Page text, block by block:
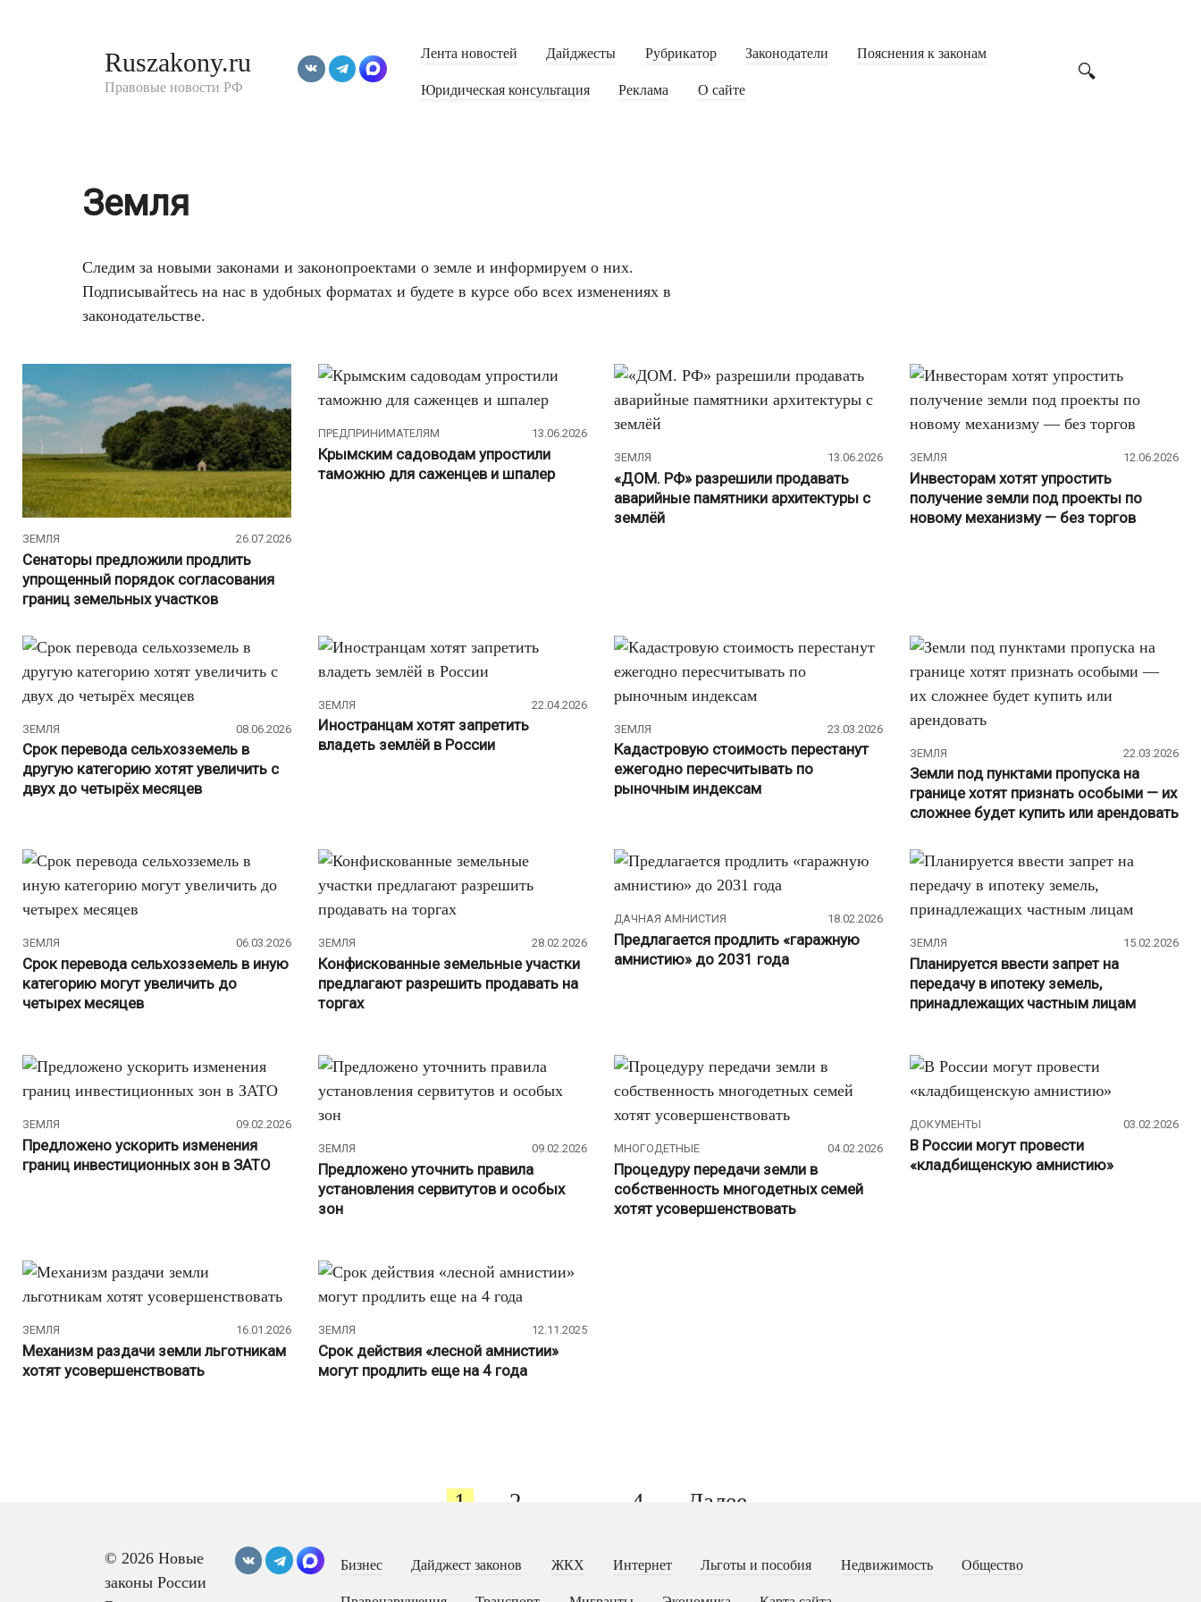
Ruszakony.ru
Правовые новости РФ
Лента новостей Дайджесты Рубрикатор Законодатели Пояснения к законам
Юридическая консультация Реклама О сайте
Земля
Следим за новыми законами и законопроектами о земле и информируем о них.
Подписывайтесь на нас в удобных форматах и будете в курсе обо всех изменениях в
законодательстве.
ЗЕМЛЯ 26.07.2026
Сенаторы предложили продлить
упрощенный порядок согласования
границ земельных участков
ПРЕДПРИНИМАТЕЛЯМ 13.06.2026
Крымским садоводам упростили
таможню для саженцев и шпалер
ЗЕМЛЯ 13.06.2026
«ДОМ. РФ» разрешили продавать
аварийные памятники архитектуры с
землёй
ЗЕМЛЯ 12.06.2026
Инвесторам хотят упростить
получение земли под проекты по
новому механизму — без торгов
ЗЕМЛЯ 08.06.2026
Срок перевода сельхозземель в
другую категорию хотят увеличить с
двух до четырёх месяцев
ЗЕМЛЯ 22.04.2026
Иностранцам хотят запретить
владеть землёй в России
ЗЕМЛЯ 23.03.2026
Кадастровую стоимость перестанут
ежегодно пересчитывать по
рыночным индексам
ЗЕМЛЯ 22.03.2026
Земли под пунктами пропуска на
границе хотят признать особыми — их
сложнее будет купить или арендовать
ЗЕМЛЯ 06.03.2026
Срок перевода сельхозземель в иную
категорию могут увеличить до
четырех месяцев
ЗЕМЛЯ 28.02.2026
Конфискованные земельные участки
предлагают разрешить продавать на
торгах
ДАЧНАЯ АМНИСТИЯ 18.02.2026
Предлагается продлить «гаражную
амнистию» до 2031 года
ЗЕМЛЯ 15.02.2026
Планируется ввести запрет на
передачу в ипотеку земель,
принадлежащих частным лицам
ЗЕМЛЯ 09.02.2026
Предложено ускорить изменения
границ инвестиционных зон в ЗАТО
ЗЕМЛЯ 09.02.2026
Предложено уточнить правила
установления сервитутов и особых
зон
МНОГОДЕТНЫЕ 04.02.2026
Процедуру передачи земли в
собственность многодетных семей
хотят усовершенствовать
ДОКУМЕНТЫ 03.02.2026
В России могут провести
«кладбищенскую амнистию»
ЗЕМЛЯ 16.01.2026
Механизм раздачи земли льготникам
хотят усовершенствовать
ЗЕМЛЯ 12.11.2025
Срок действия «лесной амнистии»
могут продлить еще на 4 года
1 2 4 Далее
© 2026 Новые
законы России
Бизнес Дайджест законов ЖКХ Интернет Льготы и пособия Недвижимость Общество